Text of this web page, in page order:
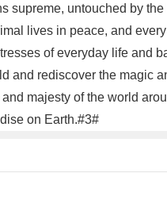
untouched by
lives in peace, and
of everyday life and
rediscover the magic
majesty of the world
on Earth.#3#